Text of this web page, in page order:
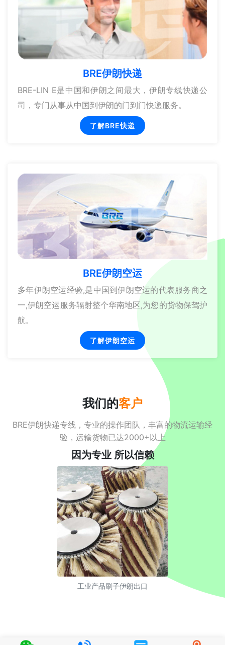
BRE伊朗快递
BRE-LIN E是中国和伊朗之间最大，伊朗专线快递公
司，专门从事从中国到伊朗的门到门快递服务。
了解BRE快递
BRE伊朗空运
多年伊朗空运经验,是中国到伊朗空运的代表服务商之
一,伊朗空运服务辐射整个华南地区,为您的货物保驾护
航。
了解伊朗空运
我们的客户
BRE伊朗快递专线，专业的操作团队，丰富的物流运输经
验，运输货物已达2000+以上
因为专业 所以信赖
工业产品刷子伊朗出口